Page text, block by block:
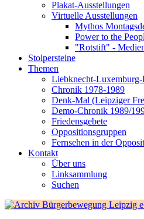
Plakat-Ausstellungen
Virtuelle Ausstellungen
Mythos
Power to the
"Rotstift" -
Stolpersteine
Themen
Liebknecht-
Chronik 1978-1989
Denk-Mal (Leipziger
Demo-Chronik 1989/
Friedensgebete
Oppositionsgruppen
Fernsehen in der
Kontakt
Über uns
Linksammlung
Suchen